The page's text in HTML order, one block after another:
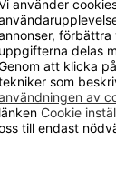
hjälper vi till att ta
Fydorskåpen
som standard,
beställning.
Plant tak
förvaringsyta